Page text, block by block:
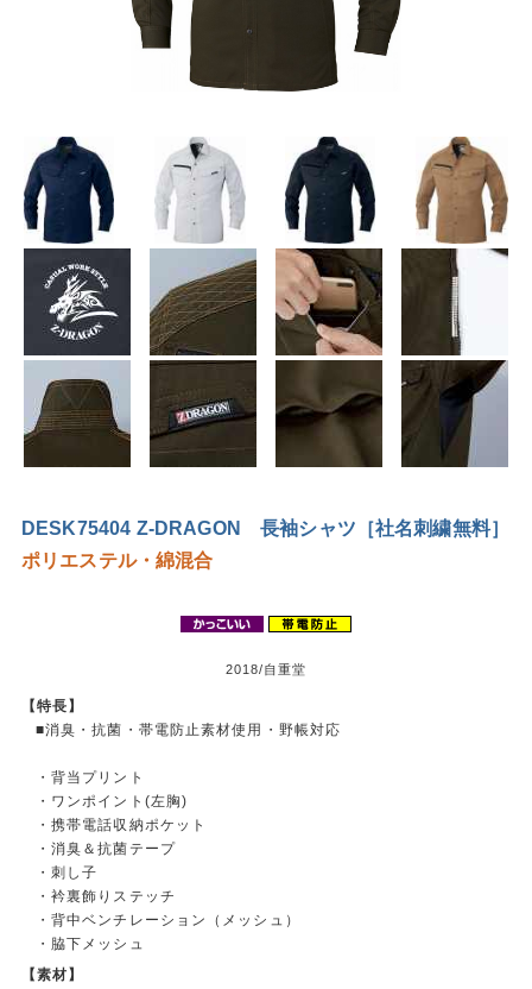
DESK75404 Z-DRAGON 長袖シャツ［社名刺繍無料］
ポリエステル・綿混合
2018/自重堂
【特長】
■消臭・抗菌・帯電防止素材使用・野帳対応
・背当プリント
・ワンポイント(左胸)
・携帯電話収納ポケット
・消臭＆抗菌テープ
・刺し子
・衿裏飾りステッチ
・背中ベンチレーション（メッシュ）
・脇下メッシュ
【素材】